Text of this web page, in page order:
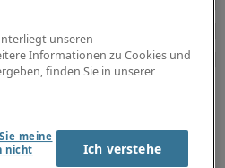
unseren
Informationen zu Cookies und
finden Sie in unserer
meine
nicht
Ich verstehe